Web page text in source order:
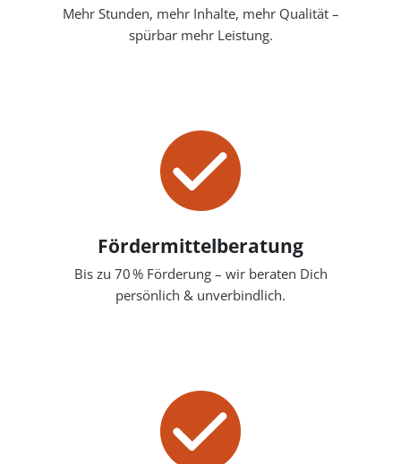
Mehr Stunden, mehr Inhalte, mehr Qualität –
spürbar mehr Leistung.
Fördermittelberatung
Bis zu 70 % Förderung – wir beraten Dich
persönlich & unverbindlich.